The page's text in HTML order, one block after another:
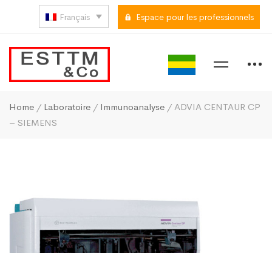
Français Espace pour les professionnels
Home / Laboratoire / Immunoanalyse / ADVIA CENTAUR CP
– SIEMENS